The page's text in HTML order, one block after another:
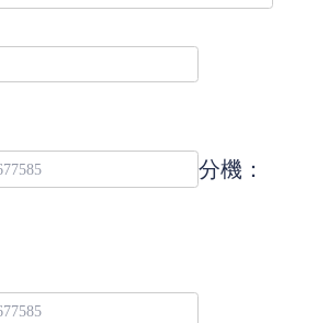
分機：